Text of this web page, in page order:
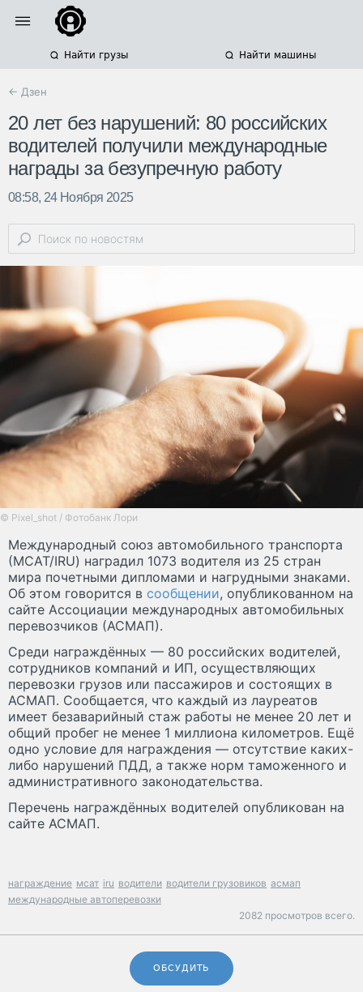
Найти грузы Найти машины
← Дзен
20 лет без нарушений: 80 российских
водителей получили международные
награды за безупречную работу
08:58, 24 Ноября 2025
© Pixel_shot / Фотобанк Лори
Международный союз автомобильного транспорта
(МСАТ/IRU) наградил 1073 водителя из 25 стран
мира почетными дипломами и нагрудными знаками.
Об этом говорится в сообщении, опубликованном на
сайте Ассоциации международных автомобильных
перевозчиков (АСМАП).
Среди награждённых — 80 российских водителей,
сотрудников компаний и ИП, осуществляющих
перевозки грузов или пассажиров и состоящих в
АСМАП. Сообщается, что каждый из лауреатов
имеет безаварийный стаж работы не менее 20 лет и
общий пробег не менее 1 миллиона километров. Ещё
одно условие для награждения — отсутствие каких-
либо нарушений ПДД, а также норм таможенного и
административного законодательства.
Перечень награждённых водителей опубликован на
сайте АСМАП.
награждение мсат iru водители водители грузовиков асмап
международные автоперевозки
2082 просмотров всего.
ОБСУДИТЬ